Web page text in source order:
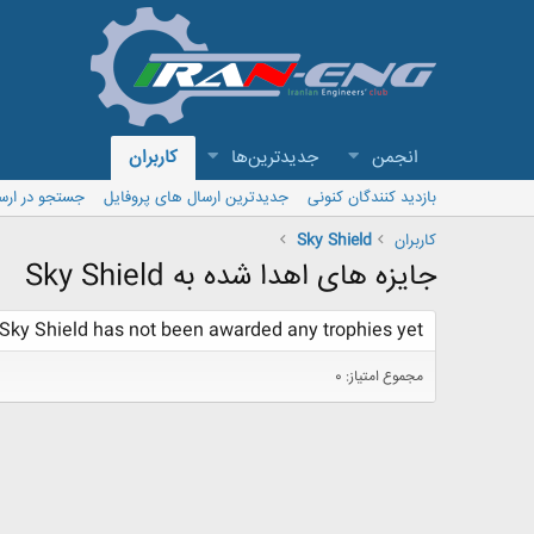
انجمن جدیدترین‌ها کاربران
بازدید کنندگان کنونی جدیدترین ارسال های پروفایل
جستجو در
کاربران
Sky Shield
جایزه های اهدا شده به Sky Shield
Sky Shield has not been awarded any trophies yet.
مجموع امتیاز: 0